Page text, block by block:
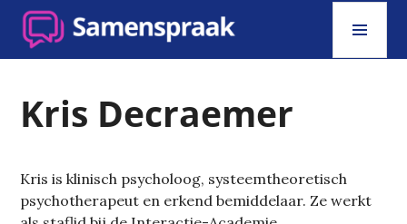
Skip
content
SAMENSPRAAK
Kris Decraemer
Kris is klinisch psycholoog, systeemtheoretisch
psychotherapeut en erkend bemiddelaar. Ze werkt